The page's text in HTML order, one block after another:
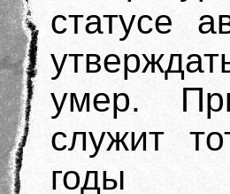
статусе
умер.
служит
годы